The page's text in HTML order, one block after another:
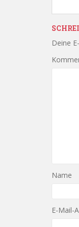
Deine
Name
E-Mail-